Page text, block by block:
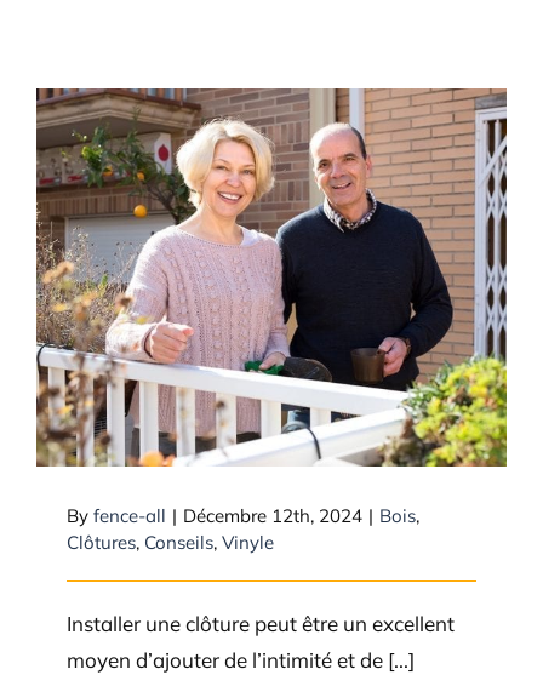
Choses à considérer lorsque
vous commencez à penser à
installer une clôture
By fence-all | Décembre 12th, 2024 | Bois,
Clôtures, Conseils, Vinyle
Installer une clôture peut être un excellent
moyen d’ajouter de l’intimité et de [...]